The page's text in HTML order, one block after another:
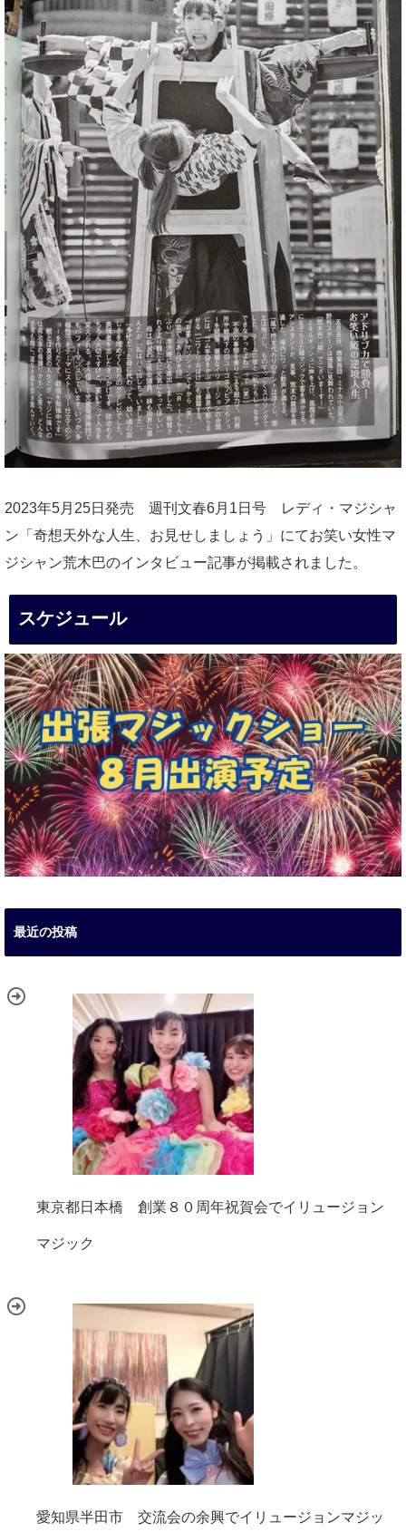
2023年5月25日発売 週刊文春6月1日号 レディ・マジシャ
ン「奇想天外な人生、お見せしましょう」にてお笑い女性マ
ジシャン荒木巴のインタビュー記事が掲載されました。
スケジュール
最近の投稿
東京都日本橋 創業８０周年祝賀会でイリュージョン
マジック
愛知県半田市 交流会の余興でイリュージョンマジッ